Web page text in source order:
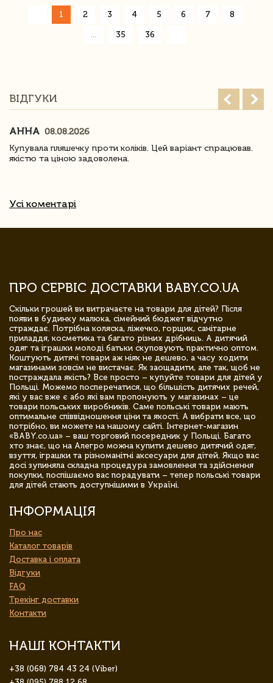
1 2 3 4 5 6 7 8
35 36
ВІДГУКИ
АННА 08.08.2026
Купувала пляшечку проти коліків. Цей варіант спрацював.
якістю та ціною задоволена.
Усі коментарі
ПРО СЕРВІС ДОСТАВКИ BABY.CO.UA
Скільки грошей ви витрачаєте на товари для дітей? Після
появи в будинку малюка, сімейний бюджет відчутно
страждає. Потрібна коляска, ліжечко, горщик, санітарне
приладдя, косметика та багато різних дрібниць. А дитячий
одяг та іграшки молоді батьки скуповують практично оптом.
Коштують дитячі товари аж ніяк не дешево, а часу ходити
магазинами зовсім не вистачає. Як заощадити, але так, щоб не
постраждала якість? Все просто – купуйте товари для дітей у
Польщі. Можемо посперечатися, що більшість дитячих речей,
які у вас вже є або які вам пропонують у магазинах – це
товари польських виробників. Саме польські товари мають
оптимальне співвідношення ціни та якості. А вибрати все, що
потрібно, ви можете на нашому сайті. Інтернет-магазин
«BABY.co.ua» – ваш торговий посередник у Польщі. Багато
хто знає, що на Алегро можна купити дешево дитячий одяг,
взуття, іграшки та різноманітні аксесуари для дітей. Якщо вас
досі зупиняла складна процедура замовлення та здійснення
покупки, поспішаємо вас порадувати – тепер польські товари
для дітей стають доступнішими в Україні.
ІНФОРМАЦІЯ
Про нас
Каталог товарів
Доставка і оплата
Відгуки
FAQ
Трекінг доставки
Контакти
НАШІ КОНТАКТИ
+38 (068) 784 43 24 (Viber)